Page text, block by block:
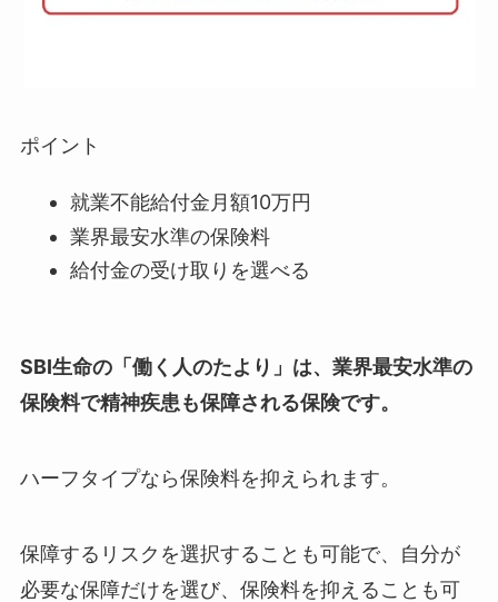
ポイント
就業不能給付金月額10万円
業界最安水準の保険料
給付金の受け取りを選べる
SBI生命の「働く人のたより」は、業界最安水準の
保険料で精神疾患も保障される保険です。
ハーフタイプなら保険料を抑えられます。
保障するリスクを選択することも可能で、自分が
必要な保障だけを選び、保険料を抑えることも可